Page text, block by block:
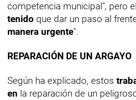
competencia municipal", pero el
tenido que dar un paso al
manera urgente".
REPARACIÓN DE UN ARGAYO
Según ha explicado, estos
en la reparación de un